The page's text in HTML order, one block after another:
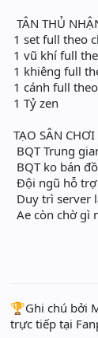
TÂN THỦ
1 set full theo
1 vũ khí full
1 khiêng full
1 cánh full
1 Tỷ zen
TẠO SÂN
BQT Trung
BQT ko bán
Đội ngũ hỗ
Duy trì server
Ae còn chờ gì
️🏆Ghi chú bởi
trực tiếp tại